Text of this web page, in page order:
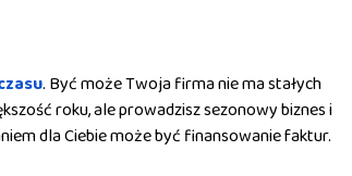
. Być może Twoja firma nie ma stałych
roku, ale prowadzisz sezonowy biznes i
dla Ciebie może być finansowanie faktur.